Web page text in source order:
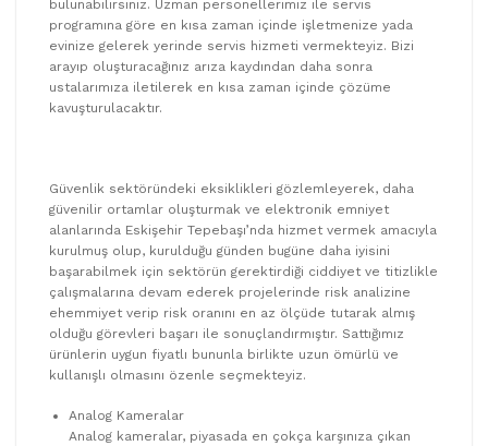
bulunabilirsiniz. Uzman personellerimiz ile servis
programına göre en kısa zaman içinde işletmenize yada
evinize gelerek yerinde servis hizmeti vermekteyiz. Bizi
arayıp oluşturacağınız arıza kaydından daha sonra
ustalarımıza iletilerek en kısa zaman içinde çözüme
kavuşturulacaktır.
Güvenlik sektöründeki eksiklikleri gözlemleyerek, daha
güvenilir ortamlar oluşturmak ve elektronik emniyet
alanlarında Eskişehir Tepebaşı’nda hizmet vermek amacıyla
kurulmuş olup, kurulduğu günden bugüne daha iyisini
başarabilmek için sektörün gerektirdiği ciddiyet ve titizlikle
çalışmalarına devam ederek projelerinde risk analizine
ehemmiyet verip risk oranını en az ölçüde tutarak almış
olduğu görevleri başarı ile sonuçlandırmıştır. Sattığımız
ürünlerin uygun fiyatlı bununla birlikte uzun ömürlü ve
kullanışlı olmasını özenle seçmekteyiz.
Analog Kameralar
Analog kameralar, piyasada en çokça karşınıza çıkan